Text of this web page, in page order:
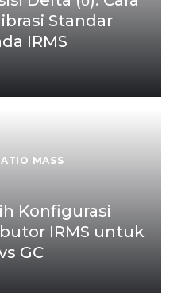
Standar
IRMS
MASS
Konfigurasi
IRMS untuk
GC